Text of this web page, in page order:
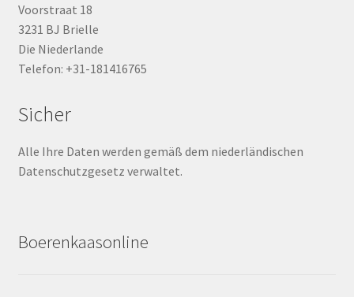
Voorstraat 18
3231 BJ Brielle
Die Niederlande
Telefon: +31-181416765
Sicher
Alle Ihre Daten werden gemäß dem niederländischen
Datenschutzgesetz verwaltet.
Boerenkaasonline